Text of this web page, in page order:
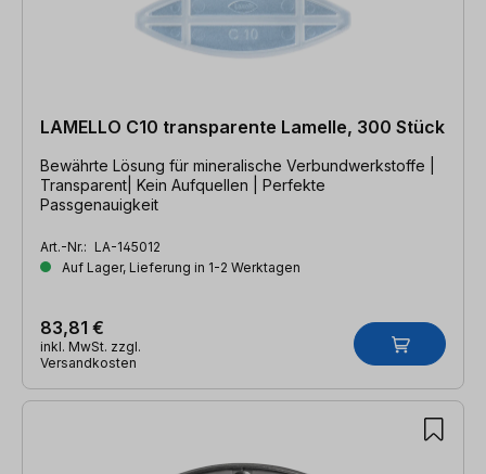
LAMELLO C10 transparente Lamelle, 300 Stück
Bewährte Lösung für mineralische Verbundwerkstoffe |
Transparent| Kein Aufquellen | Perfekte
Passgenauigkeit
Art.-Nr.: LA-145012
Auf Lager, Lieferung in 1-2 Werktagen
83,81 €
inkl. MwSt. zzgl.
Versandkosten